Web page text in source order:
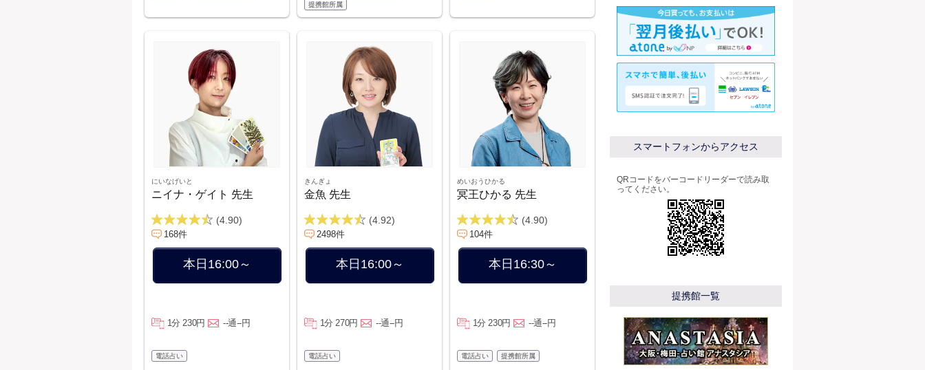
提携館所属
にいなげいと
ニイナ・ゲイト 先生
(4.90)
168件
本日16:00～
1分 230円 --通--円
電話占い
きんぎょ
金魚 先生
(4.92)
2498件
本日16:00～
1分 270円 --通--円
電話占い
めいおうひかる
冥王ひかる 先生
(4.90)
104件
本日16:30～
1分 230円 --通--円
電話占い 提携館所属
スマートフォンからアクセス
QRコードをバーコードリーダーで読み取
ってください。
提携館一覧